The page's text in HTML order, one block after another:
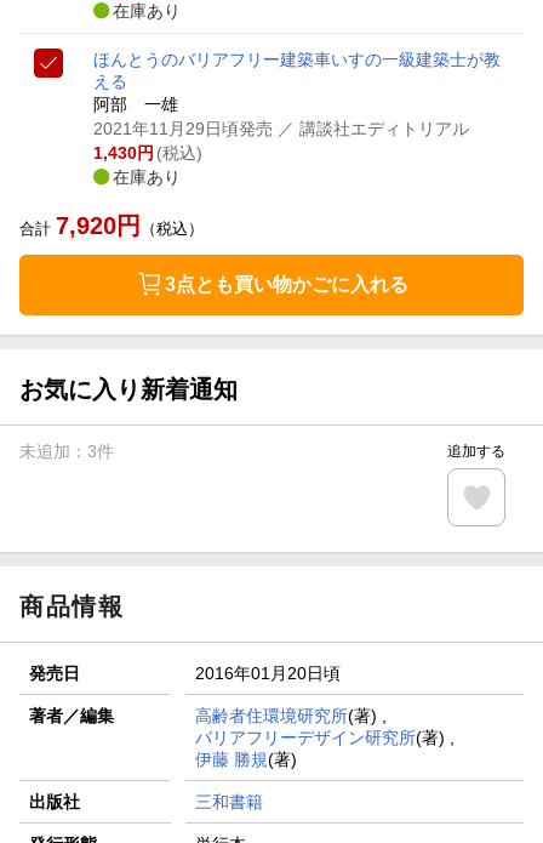
在庫あり
ほんとうのバリアフリー建築車いすの一級建築士が教
える
阿部 一雄
2021年11月29日頃発売 ／ 講談社エディトリアル
1,430円 (税込)
在庫あり
合計 7,920円 （税込）
3点とも買い物かごに入れる
お気に入り新着通知
未追加： 3件 追加する
商品情報
発売日 2016年01月20日頃
著者／編集 高齢者住環境研究所(著) ,
バリアフリーデザイン研究所(著) ,
伊藤 勝規(著)
出版社 三和書籍